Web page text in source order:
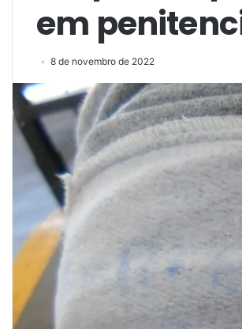
em
8 de novembro de 2022